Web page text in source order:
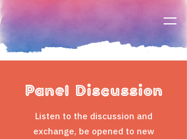
Panel Discussion
Listen to the discussion and
exchange, be opened to new